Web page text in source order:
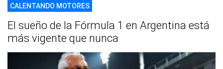
CALENTANDO MOTORES
El sueño de la Fórmula 1 en Argentina está
más vigente que nunca